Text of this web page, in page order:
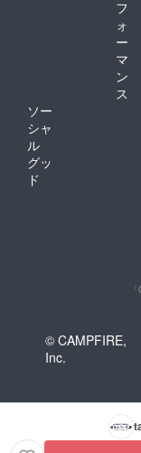
フ
ォ
ー
マ
ン
ス
ソー
シャ
ル
グッ
ド
© CAMPFIRE,
Inc.